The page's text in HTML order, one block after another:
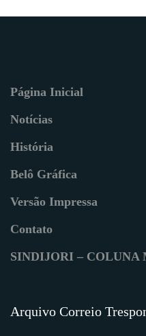
Página Inicial
Notícias
História
Belô Gráfica
Versão Impressa
Contato
SINDIJORI – COLUNA
Arquivo Correio